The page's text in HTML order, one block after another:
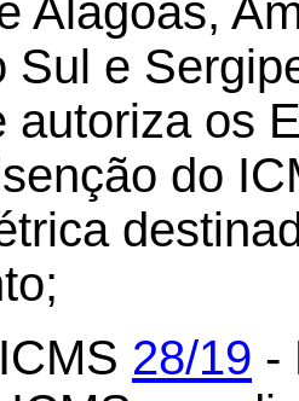
Alagoas,
Sul e
autoriza os
do
28/19 -